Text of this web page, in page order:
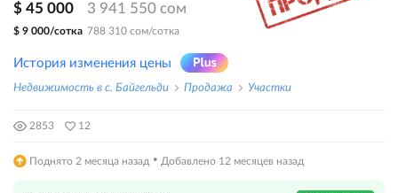
$ 45 000 3 941 550 сом
$ 9 000/сотка 788 310 сом/сотка
История изменения цены
Недвижимость в с. Байгельди Продажа Участки
2853 12
Поднято 2 месяца назад · Добавлено 12 месяцев назад